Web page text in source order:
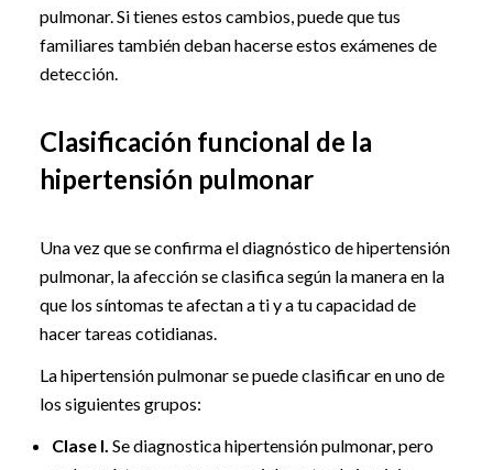
pulmonar. Si tienes estos cambios, puede que tus
familiares también deban hacerse estos exámenes de
detección.
Clasificación funcional de la
hipertensión pulmonar
Una vez que se confirma el diagnóstico de hipertensión
pulmonar, la afección se clasifica según la manera en la
que los síntomas te afectan a ti y a tu capacidad de
hacer tareas cotidianas.
La hipertensión pulmonar se puede clasificar en uno de
los siguientes grupos:
Clase I. Se diagnostica hipertensión pulmonar, pero